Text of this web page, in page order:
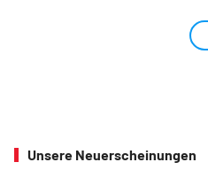
Unsere Neuerscheinungen